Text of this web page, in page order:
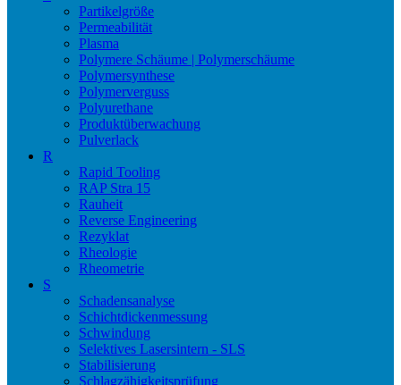
Partikelgröße
Permeabilität
Plasma
Polymere Schäume | Polymerschäume
Polymersynthese
Polymerverguss
Polyurethane
Produktüberwachung
Pulverlack
R
Rapid Tooling
RAP Stra 15
Rauheit
Reverse Engineering
Rezyklat
Rheologie
Rheometrie
S
Schadensanalyse
Schichtdickenmessung
Schwindung
Selektives Lasersintern - SLS
Stabilisierung
Schlagzähigkeitsprüfung